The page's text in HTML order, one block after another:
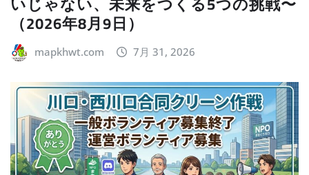
（2026年8月9日）
mapkhwt.com 7月 31, 2026